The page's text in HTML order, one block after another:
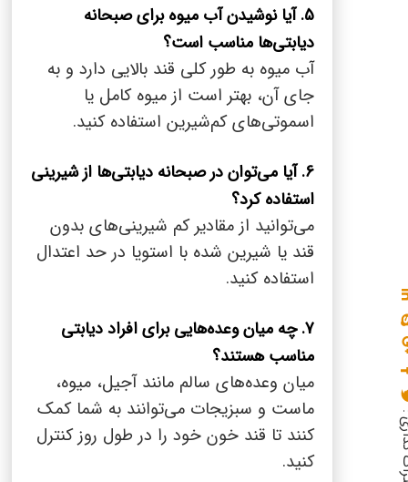
5. آیا نوشیدن آب میوه برای صبحانه
دیابتی‌ها مناسب است؟
آب میوه به طور کلی قند بالایی دارد و به
جای آن، بهتر است از میوه کامل یا
اسموتی‌های کم‌‌شیرین استفاده کنید.
6. آیا می‌توان در صبحانه دیابتی‌ها از شیرینی
استفاده کرد؟
می‌توانید از مقادیر کم شیرینی‌های بدون
قند یا شیرین شده با استویا در حد اعتدال
استفاده کنید.
7. چه میان وعده‌هایی برای افراد دیابتی
مناسب هستند؟
میان وعده‌های سالم مانند آجیل، میوه،
ماست و سبزیجات می‌توانند به شما کمک
کنند تا قند خون خود را در طول روز کنترل
کنید.
: